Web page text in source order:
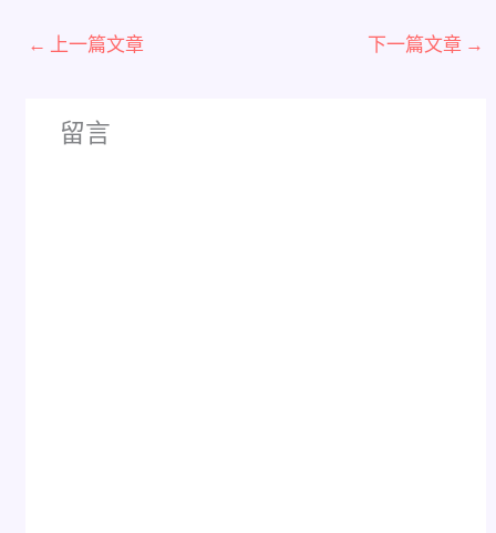
← 上一篇文章 下一篇文章 →
留言